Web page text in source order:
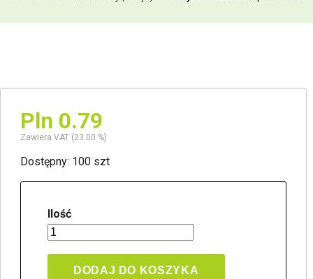
Pln 0.79
Zawiera VAT (23.00 %)
Dostępny: 100 szt
Ilość
DODAJ DO KOSZYKA